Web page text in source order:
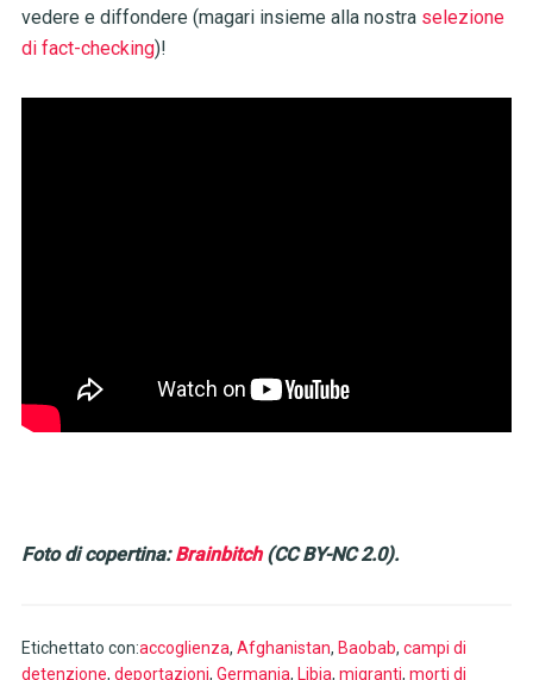
vedere e diffondere (magari insieme alla nostra selezione
di fact-checking)!
Foto di copertina:Brainbitch(CC BY-NC 2.0).
Etichettato con:accoglienza, Afghanistan, Baobab, campi di
detenzione, deportazioni, Germania, Libia, migranti, morti di